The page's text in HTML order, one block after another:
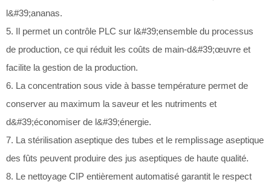
l&#39;ananas.
5. Il permet un contrôle PLC sur l&#39;ensemble du processus
de production, ce qui réduit les coûts de main-d&#39;œuvre et
facilite la gestion de la production.
6. La concentration sous vide à basse température permet de
conserver au maximum la saveur et les nutriments et
d&#39;économiser de l&#39;énergie.
7. La stérilisation aseptique des tubes et le remplissage aseptique
des fûts peuvent produire des jus aseptiques de haute qualité.
8. Le nettoyage CIP entièrement automatisé garantit le respect